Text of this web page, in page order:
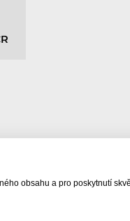
obsahu a pro poskytnutí